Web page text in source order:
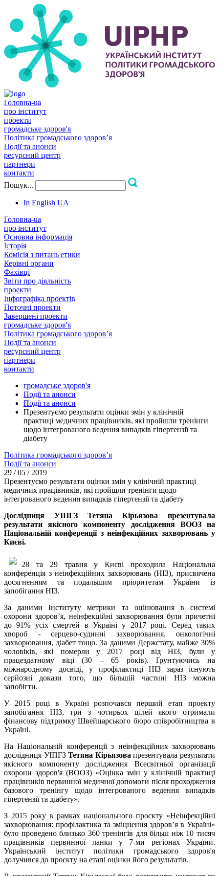
Головна-ua
про інститут
проекти
громадське здоров'я
Політика громадського здоров’я
Події та анонси
ресурсний центр
партнери
контакти
Пошук...
In English UA
Головна-ua
про інститут
Основна інформація
Історія
Комісія з питань етики
Керівні органи
Фахівці
Звіти про діяльність
проекти
Інфографіка проектів
Поточні проекти
Завершені проекти
громадське здоров'я
Політика громадського здоров’я
Події та анонси
ресурсний центр
партнери
контакти
громадське здоров'я
Події та анонси
Події та анонси
Презентуємо результати оцінки змін у клінічній
практиці медичних працівників, які пройшли тренінги
щодо інтегрованого ведення випадків гіпертензії та
діабету
Політика громадського здоров’я
Події та анонси
29 / 05 / 2019
Презентуємо результати оцінки змін у клінічній практиці
медичних працівників, які пройшли тренінги щодо
інтегрованого ведення випадків гіпертензії та діабету
Дослідниця УІПГЗ Тетяна Кірьязова презентувала
результати якісного компоненту дослідження ВООЗ на
Національній конференції з неінфекційних захворювань у
Києві.
28 та 29 травня у Києві проходила Національна
конференція з неінфекційних захворювань (НІЗ), присвячена
досягненням та подальшим пріоритетам України із
запобігання НІЗ.
За даними Інституту метрики та оцінювання в системі
охорони здоров’я, неінфекційні захворювання були причетні
до 91% усіх смертей в Україні у 2017 році. Серед таких
хвороб - серцево-судинні захворювання, онкологічні
захворювання, діабет тощо. За даними Держстату, майже 30%
чоловіків, які померли у 2017 році від НІЗ, були у
працездатному віці (30 – 65 років). Ґрунтуючись на
міжнародному досвіді, у профілактиці НІЗ зараз існують
серйозні докази того, що більшій частині НІЗ можна
запобігти.
У 2015 році в Україні розпочався перший етап проекту
запобігання НІЗ, три з чотирьох цілей якого отримали
фінансову підтримку Швейцарського бюро співробітництва в
Україні.
На Національній конференції з неінфекційних захворювань
дослідниця УІПГЗТетяна Кірьязова презентувала результати
якісного компоненту дослідження Всесвітньої організації
охорони здоров'я (ВООЗ) «Оцінка змін у клінічній практиці
працівників первинної медичної допомоги після проходження
базового тренінгу щодо інтегрованого ведення випадків
гіпертензії та діабету».
З 2015 року в рамках національного проєкту «Неінфекційні
захворювання: профілактика та зміцнення здоров’я в Україні»
було проведено близько 360 тренінгів для більш ніж 10 тисяч
працівників первинної ланки у 7-ми регіонах України.
Український інститут політики громадського здоров'я
долучився до проєкту на етапі оцінки його результатів.